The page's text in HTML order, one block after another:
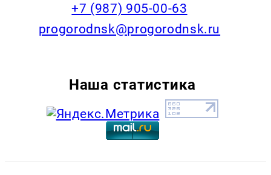
+7 (987) 905-00-63
progorodnsk@progorodnsk.ru
Наша статистика